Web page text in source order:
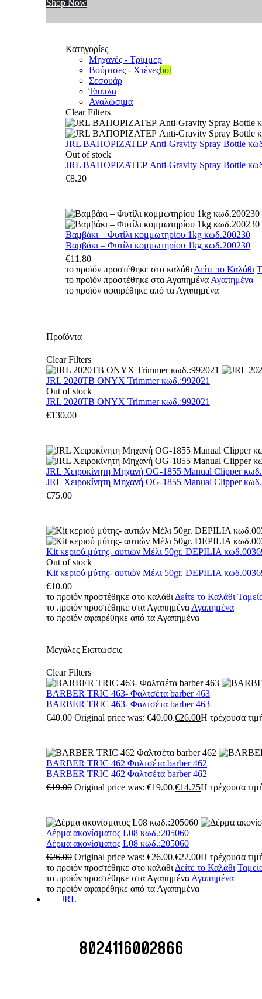
Shop Now
Κατηγορίες
Μηχανές - Τρίμμερ
Βούρτσες - Χτένεςhot
Σεσουάρ
Έπιπλα
Αναλώσιμα
Clear Filters
JRL ΒΑΠΟΡΙΖΑΤΕΡ Anti-Gravity Spray Bottle
Out of stock
JRL ΒΑΠΟΡΙΖΑΤΕΡ Anti-Gravity Spray Bottle
€8.20
Βαμβάκι – Φυτίλι κομμωτηρίου 1kg κωδ.200230
Βαμβάκι – Φυτίλι κομμωτηρίου 1kg κωδ.200230
€11.80
το προϊόν προστέθηκε στο καλάθι Δείτε το Καλάθι
το προϊόν προστέθηκε στα Αγαπημένα Αγαπημένα
το προϊόν αφαιρέθηκε από τα Αγαπημένα
Προϊόντα
Clear Filters
JRL 2020TB ONYX Trimmer κωδ.:992021
Out of stock
JRL 2020TB ONYX Trimmer κωδ.:992021
€130.00
JRL Χειροκίνητη Μηχανή OG-1855 Manual Clipper
JRL Χειροκίνητη Μηχανή OG-1855 Manual Clipper
€75.00
Kit κεριού μύτης- αυτιών Μέλι 50gr. DEPILIA
Out of stock
Kit κεριού μύτης- αυτιών Μέλι 50gr. DEPILIA
€10.00
το προϊόν προστέθηκε στο καλάθι Δείτε το Καλάθι
το προϊόν προστέθηκε στα Αγαπημένα Αγαπημένα
το προϊόν αφαιρέθηκε από τα Αγαπημένα
Μεγάλες Εκπτώσεις
Clear Filters
BARBER TRIC 463- Φαλτσέτα barber 463
BARBER TRIC 463- Φαλτσέτα barber 463
€40.00 Original price was: €40.00.€26.00Η τρέχουσα
BARBER TRIC 462 Φαλτσέτα barber 462
BARBER TRIC 462 Φαλτσέτα barber 462
€19.00 Original price was: €19.00.€14.25Η τρέχουσα
Δέρμα ακονίσματος L08 κωδ.:205060
Δέρμα ακονίσματος L08 κωδ.:205060
€26.00 Original price was: €26.00.€22.00Η τρέχουσα
το προϊόν προστέθηκε στο καλάθι Δείτε το Καλάθι
το προϊόν προστέθηκε στα Αγαπημένα Αγαπημένα
το προϊόν αφαιρέθηκε από τα Αγαπημένα
JRL
8024116002866